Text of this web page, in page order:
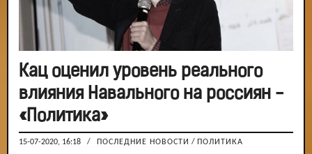
Кац оценил уровень реального
влияния Навального на россиян -
«Политика»
15-07-2020, 16:18 / ПОСЛЕДНИЕ НОВОСТИ / ПОЛИТИКА